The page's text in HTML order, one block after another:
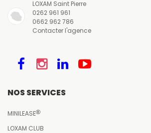
LOXAM Saint Pierre
0262 961 961
0662 962 786
Contacter l'agence
NOS SERVICES
MINILEASE
LOXAM CLUB